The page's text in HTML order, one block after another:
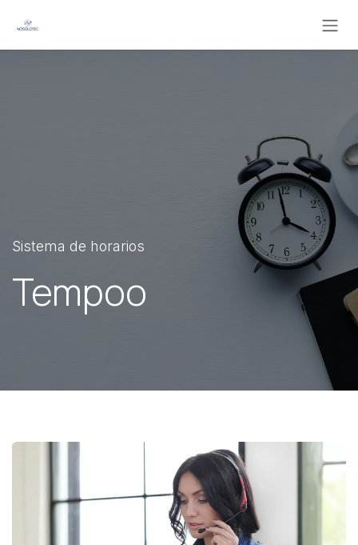
Sistema de horarios
Tempoo